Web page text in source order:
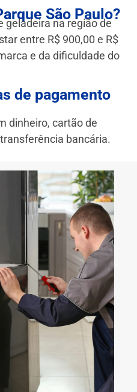
São Paulo?
geladeira na região de
entre R$ 900,00 e R$
e da dificuldade do
de pagamento
dinheiro, cartão de
bancária.